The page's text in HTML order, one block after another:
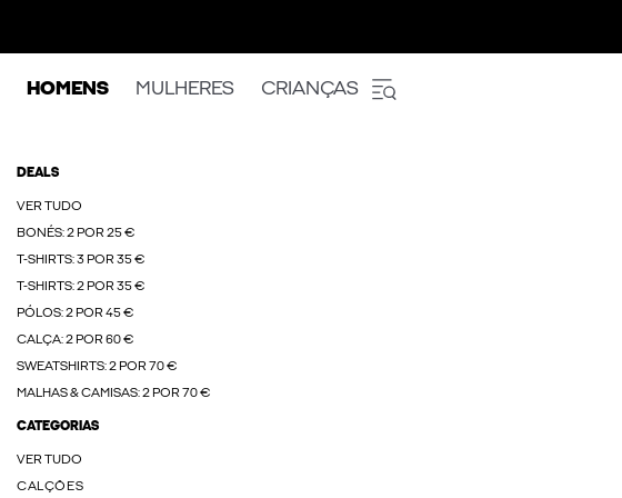
HOMENS MULHERES CRIANÇAS
DEALS
VER TUDO
BONÉS: 2 POR 25 €
T-SHIRTS: 3 POR 35 €
T-SHIRTS: 2 POR 35 €
PÓLOS: 2 POR 45 €
CALÇA: 2 POR 60 €
SWEATSHIRTS: 2 POR 70 €
MALHAS & CAMISAS: 2 POR 70 €
CATEGORIAS
VER TUDO
CALÇÕES